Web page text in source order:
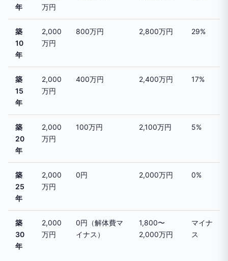
年
万円
築
10
年
2,000
万円
800万円 2,800万円 29%
築
15
年
2,000
万円
400万円 2,400万円 17%
築
20
年
2,000
万円
100万円 2,100万円 5%
築
25
年
2,000
万円
0円 2,000万円 0%
築
30
年
2,000
万円
0円（解体費マ
イナス）
1,800〜
2,000万円
マイナ
ス